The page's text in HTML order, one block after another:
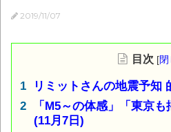
2019/11/07
目次 [閉
リミットさんの地震予知
「M5～の体感」「東京も
(11月7日)